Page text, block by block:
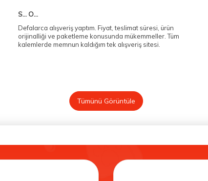
S... O...
Defalarca alışveriş yaptım. Fiyat, teslimat süresi, ürün
orijinalliği ve paketleme konusunda mükemmeller. Tüm
kalemlerde memnun kaldığım tek alışveriş sitesi.
Tümünü Görüntüle